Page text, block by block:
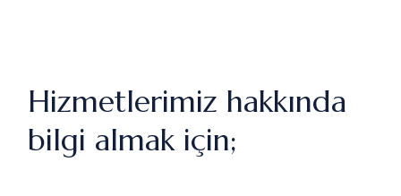
Hizmetlerimiz hakkında
bilgi almak için;